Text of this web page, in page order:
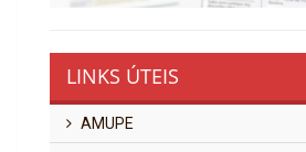
LINKS ÚTEIS
AMUPE